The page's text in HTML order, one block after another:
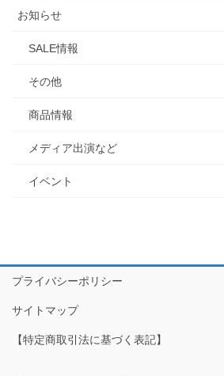
お知らせ
SALE情報
その他
商品情報
メディア出演など
イベント
プライバシーポリシー
サイトマップ
【特定商取引法に基づく表記】